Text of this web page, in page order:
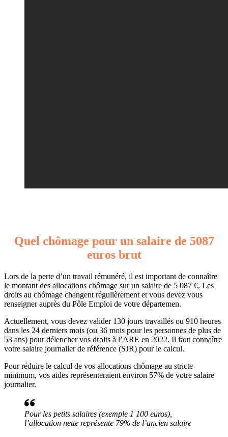
Quel chômage pour un salaire de 5087
euros brut
Lors de la perte d’un travail rémunéré, il est important de connaître
le montant des allocations chômage sur un salaire de 5 087 €. Les
droits au chômage changent régulièrement et vous devez vous
renseigner auprès du Pôle Emploi de votre départemen.
Actuellement, vous devez valider 130 jours travaillés ou 910 heures
dans les 24 derniers mois (ou 36 mois pour les personnes de plus de
53 ans) pour délencher vos droits à l’ARE en 2022. Il faut connaître
votre salaire journalier de référence (SJR) pour le calcul.
Pour réduire le calcul de vos allocations chômage au stricte
minimum, vos aides représenteraient environ 57% de votre salaire
journalier.
Pour les petits salaires (exemple 1 100 euros),
l’allocation nette représente 79% de l’ancien salaire